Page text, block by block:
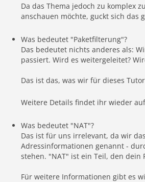
Da das Thema jedoch zu komplex
anschauen möchte, guckt sich das
Was bedeutet "Paketfilterung"?
Das bedeutet nichts anderes als:
passiert. Wird es weitergeleitet?
Das ist das, was wir für dieses
Weitere Details findet ihr wieder
Was bedeutet "NAT"?
Das ist für uns irrelevant, da wir
Adressinformationen genannt -
stehen. "NAT" ist ein Teil, den
Für weitere Informationen gibt es